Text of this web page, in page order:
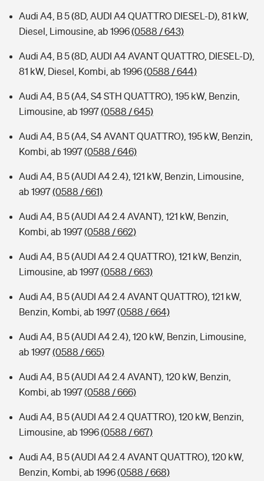
Audi A4, B 5 (8D, AUDI A4 QUATTRO DIESEL-D), 81 kW,
Diesel, Limousine, ab 1996(0588 / 643)
Audi A4, B 5 (8D, AUDI A4 AVANT QUATTRO, DIESEL-D),
81 kW, Diesel, Kombi, ab 1996(0588 / 644)
Audi A4, B 5 (A4, S4 STH QUATTRO), 195 kW, Benzin,
Limousine, ab 1997(0588 / 645)
Audi A4, B 5 (A4, S4 AVANT QUATTRO), 195 kW, Benzin,
Kombi, ab 1997(0588 / 646)
Audi A4, B 5 (AUDI A4 2.4), 121 kW, Benzin, Limousine,
ab 1997(0588 / 661)
Audi A4, B 5 (AUDI A4 2.4 AVANT), 121 kW, Benzin,
Kombi, ab 1997(0588 / 662)
Audi A4, B 5 (AUDI A4 2.4 QUATTRO), 121 kW, Benzin,
Limousine, ab 1997(0588 / 663)
Audi A4, B 5 (AUDI A4 2.4 AVANT QUATTRO), 121 kW,
Benzin, Kombi, ab 1997(0588 / 664)
Audi A4, B 5 (AUDI A4 2.4), 120 kW, Benzin, Limousine,
ab 1997(0588 / 665)
Audi A4, B 5 (AUDI A4 2.4 AVANT), 120 kW, Benzin,
Kombi, ab 1997(0588 / 666)
Audi A4, B 5 (AUDI A4 2.4 QUATTRO), 120 kW, Benzin,
Limousine, ab 1996(0588 / 667)
Audi A4, B 5 (AUDI A4 2.4 AVANT QUATTRO), 120 kW,
Benzin, Kombi, ab 1996(0588 / 668)